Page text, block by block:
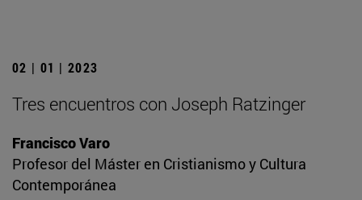
02 | 01 | 2023
Tres encuentros con Joseph Ratzinger
Francisco Varo
Profesor del Máster en Cristianismo y Cultura
Contemporánea